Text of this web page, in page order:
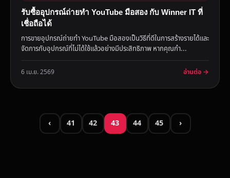
รับซื้ออุปกรณ์ถ่ายทำ YouTube มือสอง กับ Winner IT ที่
เชื่อถือได้
การขายอุปกรณ์ถ่ายทำ YouTube มือสองเป็นวิธีที่ดีในการสร้างรายได้และ
จัดการกับอุปกรณ์ที่ไม่ได้ใช้แล้วอย่างมีประสิทธิภาพ หากคุณกำ...
6 เม.ย. 2569 อ่านต่อ →
‹ 41 42 43 44 45 ›